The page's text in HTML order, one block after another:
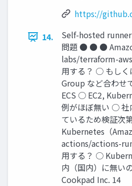
https://
14.
Self-hosted
問題 ● ● ●
labs/terraform-
用する？ ○ もし
Group など合わせ
ECS ○ EC2,
例がほぼ無い ○ 社
ているため検証次
Kubernetes（
actions/actions-
用する？ ○
内（国内）に無い
Cookpad Inc. 14